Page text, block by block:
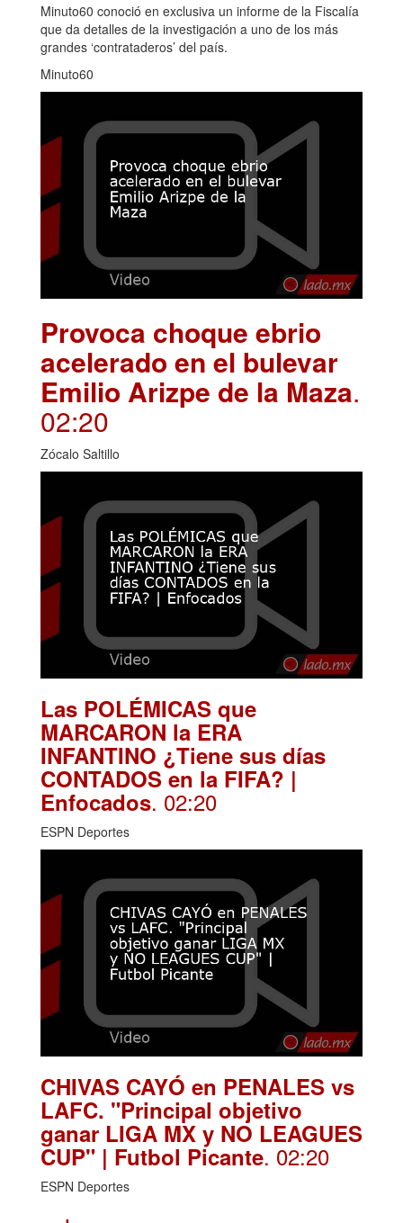
Minuto60 conoció en exclusiva un informe de la Fiscalía
que da detalles de la investigación a uno de los más
grandes ‘contrataderos’ del país.
Minuto60
Provoca choque ebrio
acelerado en el bulevar
Emilio Arizpe de la Maza.
02:20
Zócalo Saltillo
Las POLÉMICAS que
MARCARON la ERA
INFANTINO ¿Tiene sus días
CONTADOS en la FIFA? |
Enfocados. 02:20
ESPN Deportes
CHIVAS CAYÓ en PENALES vs
LAFC. "Principal objetivo
ganar LIGA MX y NO LEAGUES
CUP" | Futbol Picante. 02:20
ESPN Deportes